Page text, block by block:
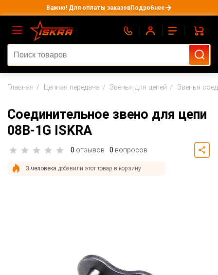
Важно! Для оплаты заказовПодробнее
Главная Цепная передача Звенья для цепей Звенья
Соединительное звено для цепи
08B-1G ISKRA
0 отзывов 0 вопросов
3 человека добавили этот товар в корзину